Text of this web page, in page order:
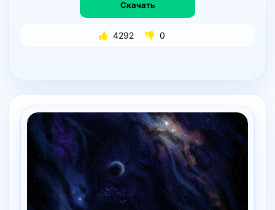
Скачать
4292 0